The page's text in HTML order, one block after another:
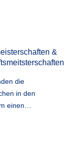
&
die
in den
einen…